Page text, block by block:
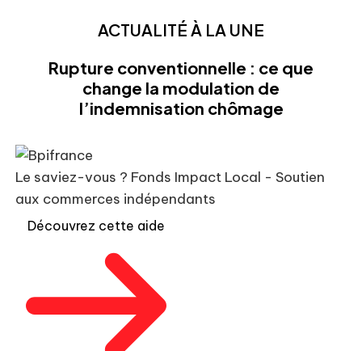
ACTUALITÉ À LA UNE
Rupture conventionnelle : ce que
change la modulation de
l’indemnisation chômage
Le saviez-vous ? Fonds Impact Local - Soutien
aux commerces indépendants
Découvrez cette aide